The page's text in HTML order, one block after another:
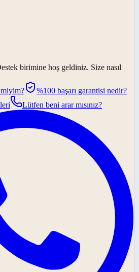
birimine hoş geldiniz. Size nasıl
%100 başarı garantisi nedir?
Lütfen beni arar mısınız?